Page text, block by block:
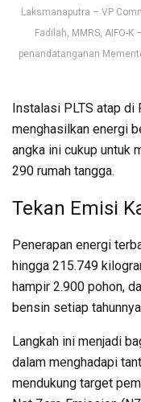
Laksmanaputra – VP
Fadilah, MMRS, AIFO-
penandatanganan
Instalasi PLTS atap
menghasilkan energi
angka ini cukup untuk
290 rumah tangga.
Tekan Emisi
Penerapan energi
hingga 215.749
hampir 2.900 pohon,
bensin setiap
Langkah ini menjadi
dalam menghadapi
mendukung target